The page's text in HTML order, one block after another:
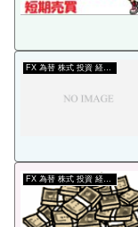
FX 為替 株式 投資 経済 用語